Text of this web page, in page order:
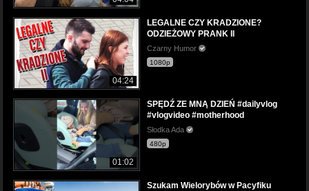
04:24
LEGALNE CZY KRADZIONE?
ODZIEŻOWY PRANK II
Czarny Humor
1080p
01:02
SPĘDŹ ZE MNĄ DZIEŃ #dailyvlog
#vlogvideo #motherhood
Słodka Ada
480p
Szukam Wielorybów w Pacyfiku